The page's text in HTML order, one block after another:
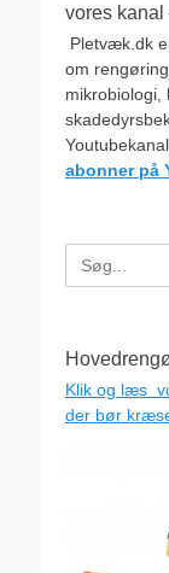
vores kanal
Pletvæk.dk
om
mikrobiologi,
abonner på
Search
for:
Klik og læs
der bør